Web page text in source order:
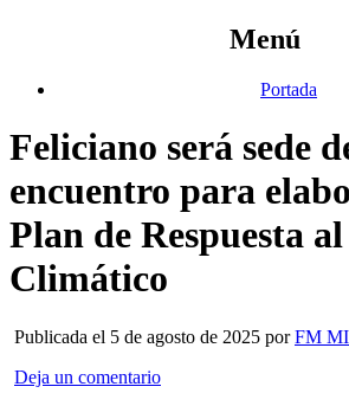
Menú
Portada
Feliciano será sede
encuentro para
Plan de Respuesta
Climático
Publicada el 5 de agosto de 2025 porFM
Deja un comentario